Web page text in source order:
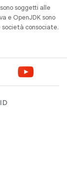
soggetti alle
e OpenJDK sono
consociate.